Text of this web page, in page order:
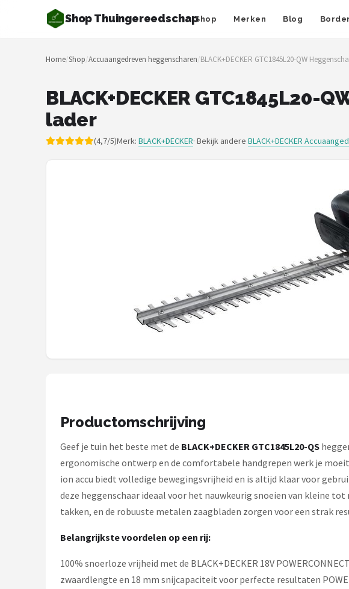
Shop ThuingereedschapShop Merken Blog
Zoeken
NAVIGATIE
Merken
Talen Tools
Home/Shop/Accuaangedreven heggenscharen/BLACK+DECKER GTC1845L20-QW
BLACK+DECKER GTC1845L20-
lader
(4,7/5)Merk: BLACK+DECKER· Bekijk andere BLACK+DECKER
Productomschrijving
Geef je tuin het beste met de BLACK+DECKER GTC1845L20-QS
ergonomische ontwerp en de comfortabele handgrepen werk je
ion accu biedt volledige bewegingsvrijheid en is altijd klaar voor
deze heggenschaar ideaal voor het nauwkeurig snoeien van kleine
takken, en de robuuste metalen zaagbladen zorgen voor een strak
Belangrijkste voordelen op een rij:
100% snoerloze vrijheid met de BLACK+DECKER 18V
zwaardlengte en 18 mm snijcapaciteit voor perfecte resultaten